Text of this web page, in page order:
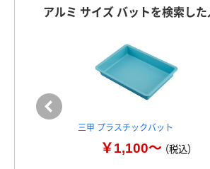
アルミ サイズ バットを検索し
三甲 プラスチックバット
￥1,100～（税込）